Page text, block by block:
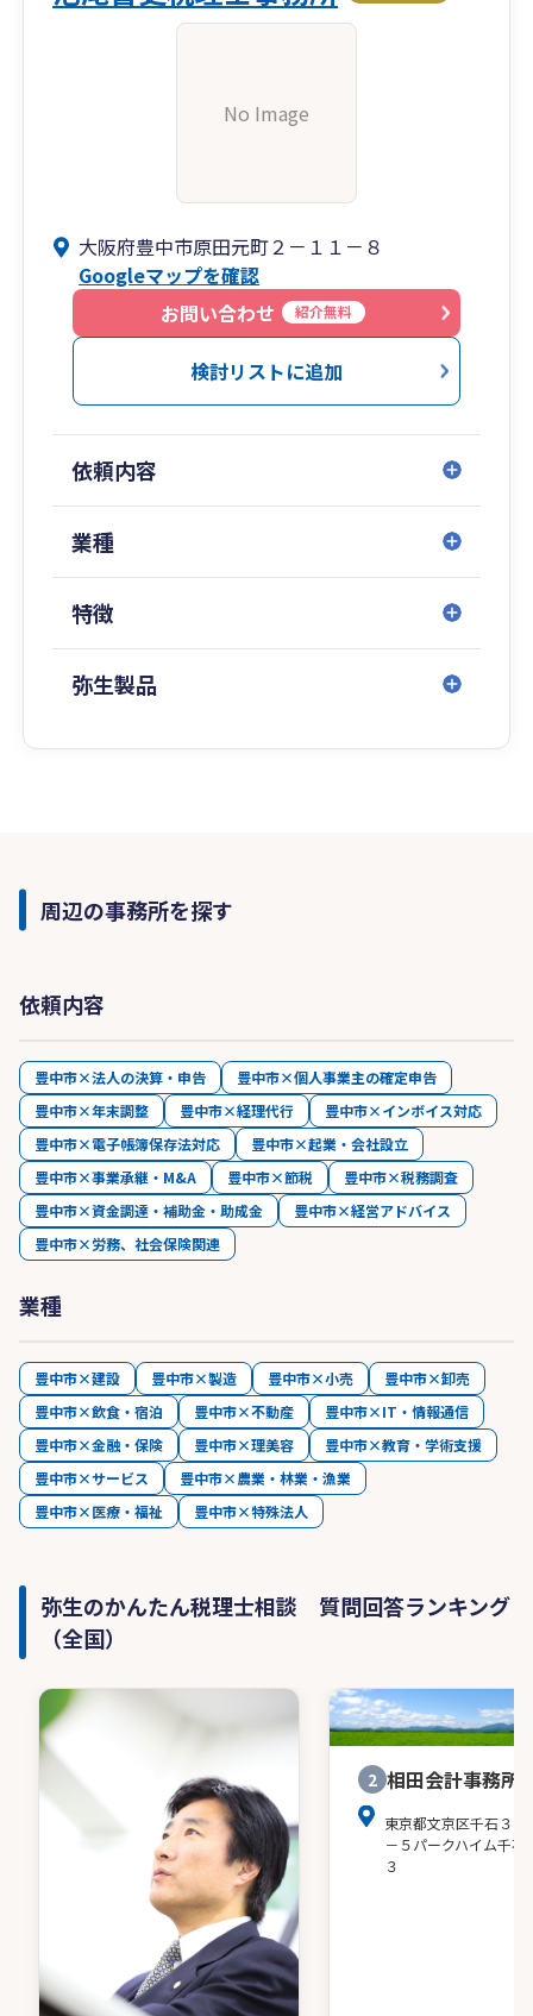
No Image
大阪府豊中市原田元町２－１１－８
Googleマップを確認
お問い合わせ
紹介無料
検討リストに追加
依頼内容
業種
特徴
弥生製品
周辺の事務所を探す
依頼内容
豊中市×法人の決算・申告
豊中市×個人事業主の確定申告
豊中市×年末調整
豊中市×経理代行
豊中市×インボイス対応
豊中市×電子帳簿保存法対応
豊中市×起業・会社設立
豊中市×事業承継・M&A
豊中市×節税
豊中市×税務調査
豊中市×資金調達・補助金・助成金
豊中市×経営アドバイス
豊中市×労務、社会保険関連
業種
豊中市×建設 豊中市×製造 豊中市×小売
豊中市×卸売
豊中市×飲食・宿泊
豊中市×不動産
豊中市×IT・情報通信
豊中市×金融・保険
豊中市×理美容
豊中市×教育・学術支援
豊中市×サービス
豊中市×農業・林業・漁業
豊中市×医療・福祉
豊中市×特殊法人
弥生のかんたん税理士相談 質問回答ランキング
（全国）
2 相田会計事務所
東京都文京区千石３－
－５パークハイム千石
３